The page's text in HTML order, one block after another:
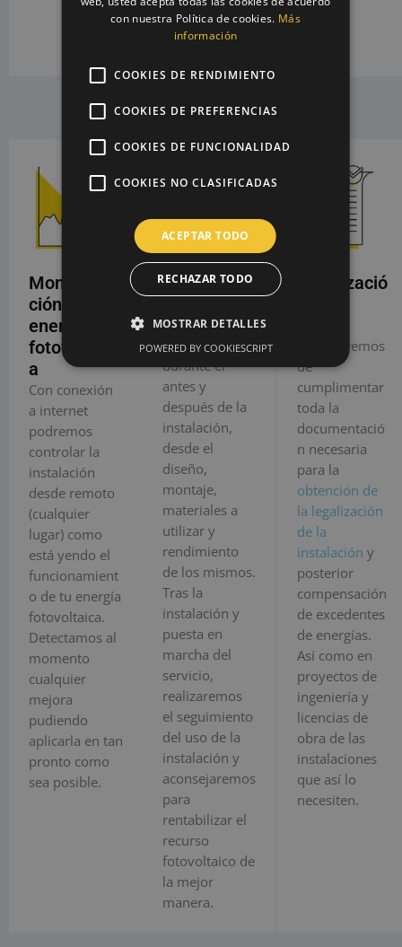
combustible
de nuestro
Monitoriza
ción de tu
energía
fotovoltaic
a
Con conexión
a internet
podremos
controlar la
instalación
desde remoto
(cualquier
lugar) como
está yendo el
funcionamient
o de tu energía
fotovoltaica.
Detectamos al
momento
cualquier
mejora
pudiendo
aplicarla en tan
pronto como
sea posible.
Servicio
Pre y Post
instalación
Te asesoramos
durante el
antes y
después de la
instalación,
desde el
diseño,
montaje,
materiales a
utilizar y
rendimiento
de los mismos.
Tras la
instalación y
puesta en
marcha del
servicio,
realizaremos
el seguimiento
del uso de la
instalación y
aconsejaremos
para
rentabilizar el
recurso
fotovoltaico de
la mejor
manera.
Legalizació
encargaremos
de
cumplimentar
toda la
documentació
n necesaria
para la
obtención de
la legalización
de la
instalación y
posterior
compensación
de excedentes
de energías.
Así como en
proyectos de
ingeniería y
licencias de
obra de las
instalaciones
que así lo
necesiten.
con nuestra Política de cookies. Más
información
COOKIES DE RENDIMIENTO
COOKIES DE PREFERENCIAS
COOKIES DE FUNCIONALIDAD
COOKIES NO CLASIFICADAS
ACEPTAR TODO
RECHAZAR TODO
MOSTRAR DETALLES
POWERED BY COOKIESCRIPT